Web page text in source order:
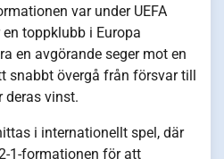
var under UEFA
toppklubb i Europa
en avgörande seger mot en
snabbt övergå från försvar till
deras vinst.
i internationellt spel, där
1-formationen för att